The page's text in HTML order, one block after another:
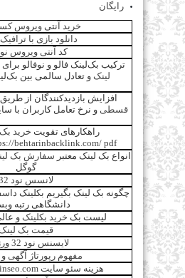
رایگان
خرید آنتی ویروس
دانلود بازی با
کد آنتی ویروس نود
ترکیب بک‌لینک فالو و نوفالو برای
لینک و تعادل سالمی بین
افزایش بازدیدکنندگان از
قسطی و نرخ تعامل کاربران با
راهکارهای تقویت خرید
behtarinbacklink.com/ pdf سایت بهترین
انواع بک لینک معتبر سفارش بک
گوگل
لانسس نود 32
چگونه بک لینک بگیریم بکلینک دا
دانشگاهی رتبه
لیست بک خرید بکلینک و
قیمت بک لینک
لایسنس نود 32 ورژن 8
مفهوم رپورتاژ آگهی
هزینه سئو سایت http://behtarinseo.com/